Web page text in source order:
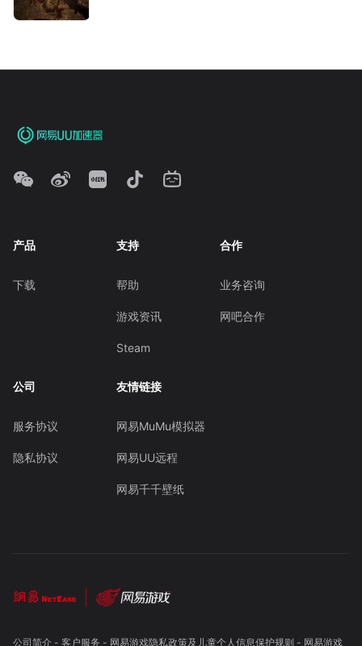
产品
下载
支持
帮助
游戏资讯
Steam
合作
业务咨询
网吧合作
公司
服务协议
隐私协议
友情链接
网易MuMu模拟器
网易UU远程
网易千千壁纸
公司简介- 客户服务 - 网易游戏隐私政策及儿童个人信息保护规则 - 网易游戏